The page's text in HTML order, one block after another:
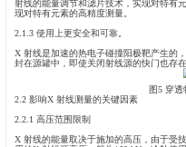
式中：μ表示被测物质的吸
射线的强度；T 表示被测材
从式（4）可以知道，厚度
加，射线源强度的增加会
自吸收效应，射线源强度
电流就可快速地增加射线的
度也可以提高。